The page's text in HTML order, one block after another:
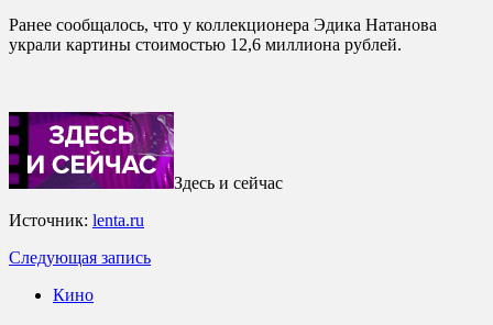
Ранее сообщалось, что у коллекционера Эдика Натанова
украли картины стоимостью 12,6 миллиона рублей.
Здесь и сейчас
Источник: lenta.ru
Следующая запись
Кино